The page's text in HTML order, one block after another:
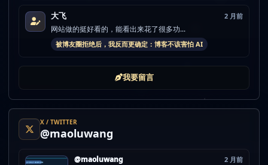
大飞 2 月前
网站做的挺好看的，能看出来花了很多功...
被博友圈拒绝后，我反而更确定：博客不该害怕 AI
我要留言
X / TWITTER
@maoluwang
@maoluwang 2 月前